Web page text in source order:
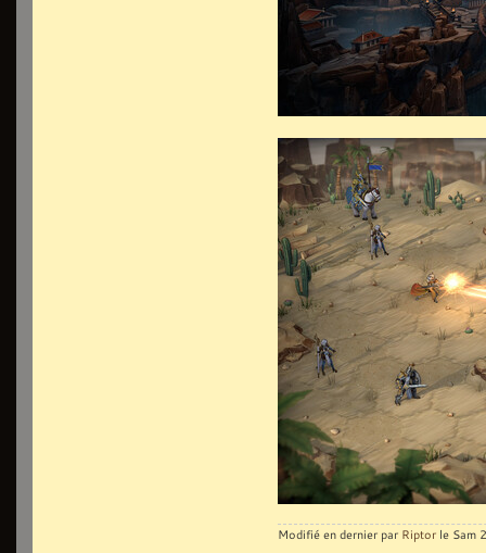
Modifié en dernier par Riptor le Sam